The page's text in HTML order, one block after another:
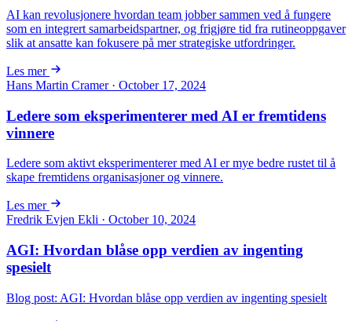
AI kan revolusjonere hvordan team jobber sammen ved å fungere
som en integrert samarbeidspartner, og frigjøre tid fra rutineoppgaver
slik at ansatte kan fokusere på mer strategiske utfordringer.
Les mer
Hans Martin Cramer · October 17, 2024
Ledere som eksperimenterer med AI er fremtidens
vinnere
Ledere som aktivt eksperimenterer med AI er mye bedre rustet til å
skape fremtidens organisasjoner og vinnere.
Les mer
Fredrik Evjen Ekli · October 10, 2024
AGI: Hvordan blåse opp verdien av ingenting
spesielt
Blog post: AGI: Hvordan blåse opp verdien av ingenting spesielt